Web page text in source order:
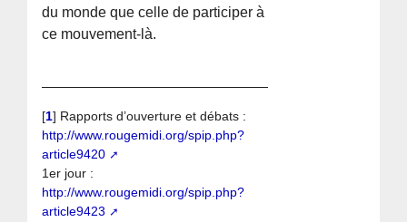
du monde que celle de participer à
ce mouvement-là.
[1] Rapports d’ouverture et débats :
http://www.rougemidi.org/spip.php?
article9420
1er jour :
http://www.rougemidi.org/spip.php?
article9423